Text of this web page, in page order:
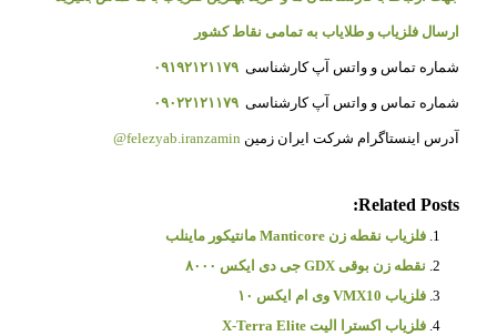
ارسال فلزیاب و طلایاب به تمامی نقاط کشور
شماره تماس و واتس آپ کارشناسی ۰۹۱۹۲۱۲۱۱۷۹
شماره تماس و واتس آپ کارشناسی ۰۹۰۲۲۱۲۱۱۷۹
آدرس اینستاگرام شرکت ایران زمین felezyab.iranzamin@
Related Posts:
فلزیاب نقطه زن Manticore مانتیکور ماینلب
نقطه زن بوقی GDX جی دی ایکس ۸۰۰۰
فلزیاب VMX10 وی ام ایکس ۱۰
فلزیاب اکسترا الیت X-Terra Elite